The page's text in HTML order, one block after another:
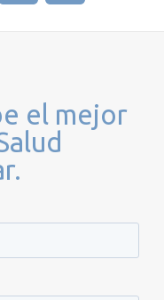
el mejor